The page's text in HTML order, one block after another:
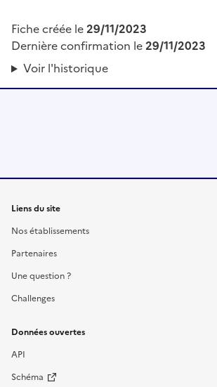
Fiche créée le29/11/2023
Dernière confirmation le29/11/2023
Voir l'historique
Liens du site
Nos établissements
Partenaires
Une question ?
Challenges
Données ouvertes
API
Schéma